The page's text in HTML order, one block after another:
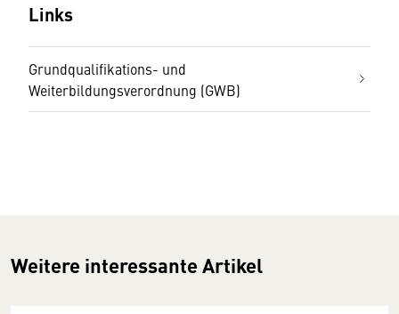
Links
Grundqualifikations- und
Weiterbildungsverordnung (GWB)
Weitere interessante Artikel